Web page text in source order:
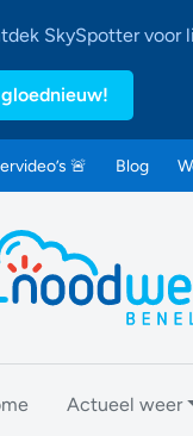
SkySpotter voor
gloednieuw!
🚨 Blog
Actueel weer